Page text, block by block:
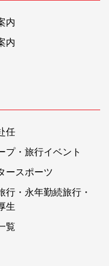
内
内
任
プ・旅行イベント
ースポーツ
行・永年勤続旅行・
生
覧